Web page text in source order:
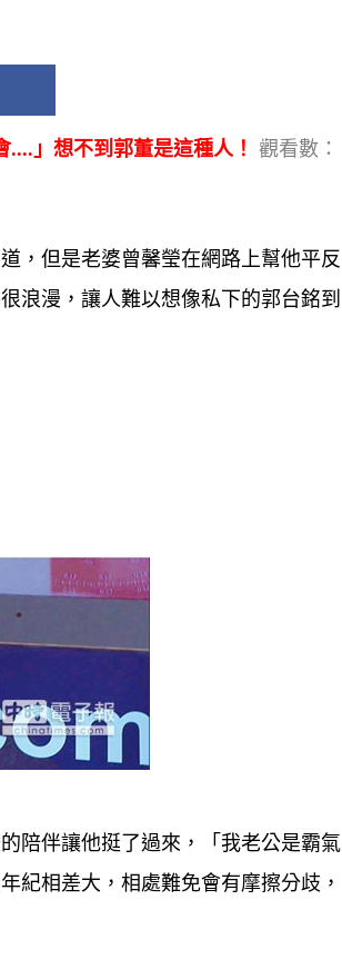
」想不到郭董是這種人！ 觀看數：
，但是老婆曾馨瑩在網路上幫他平反
浪漫，讓人難以想像私下的郭台銘到
陪伴讓他挺了過來，「我老公是霸氣
紀相差大，相處難免會有摩擦分歧，